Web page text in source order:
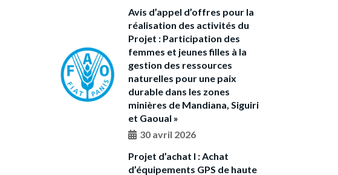
Avis d’appel d’offres pour la
réalisation des activités du
Projet : Participation des
femmes et jeunes filles à la
gestion des ressources
naturelles pour une paix
durable dans les zones
minières de Mandiana, Siguiri
et Gaoual »
30 avril 2026
Projet d’achat I : Achat
d’équipements GPS de haute